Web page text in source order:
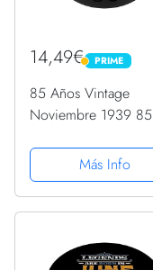
14,49€ PRIME
PRIME
85 Años Vintage
Noviembre 1939 85
PopSockets PopGrip
Intercambiable
Más Info